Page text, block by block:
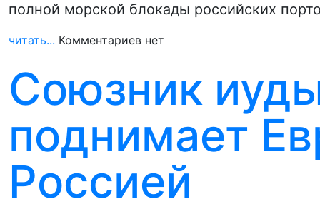
полной морской блокады российских
читать... Комментариев нет
Союзник
поднимает
Россией